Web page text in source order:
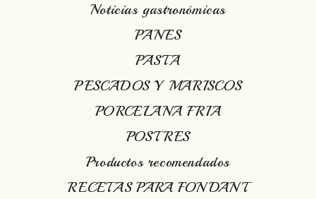
Noticias gastronómicas
PANES
PASTA
PESCADOS Y MARISCOS
PORCELANA FRIA
POSTRES
Productos recomendados
RECETAS PARA FONDANT